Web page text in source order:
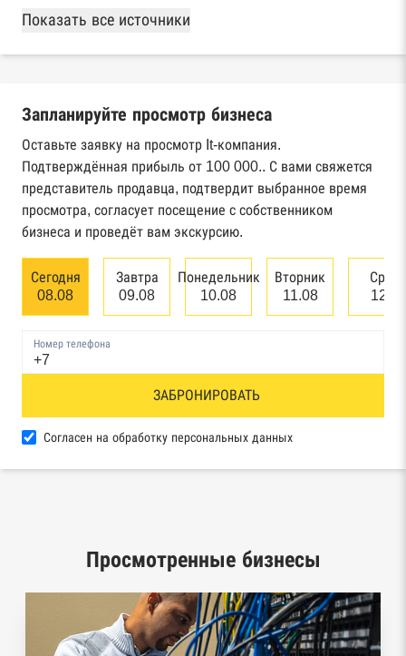
База Росстата
Реестры ЕГРЮЛ и ЕГРИП Федеральной
Реестр государственных контрактов
Федерального казначейства
Картотека арбитражных дел Высшего
арбитражного суда
Единый федеральный реестр сведений о
банкротстве юридических лиц
Реестр товарных знаков и знаков обслуживания
База исполнительного производства
Реестры лицензий: Росалкоголь,
Росздравнадзор, Рособрнадзор, Роскомнадзор,
Роспотребнадзор, Росприроднадзор,
Ростехнадзор
Показать все источники
Запланируйте просмотр бизнеса
Оставьте заявку на просмотр It-компания.
Подтверждённая прибыль от 100 000.. С вами свяжется
представитель продавца, подтвердит выбранное время
просмотра, согласует посещение с собственником
бизнеса и проведёт вам экскурсию.
Сегодня
08.08
Завтра
09.08
Понедельник
10.08
Вторник
11.08
12.08
Номер телефона
ЗАБРОНИРОВАТЬ
Согласен на обработку персональных данных
Просмотренные бизнесы